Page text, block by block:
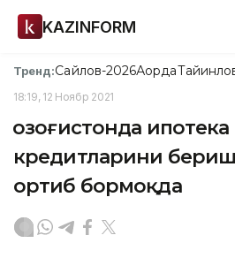
KAZINFORM
Тренд:Сайлов-2026Ақорда
18:19, 12 Ноябр 2021
Қозоғистонда ипотека
кредитларини
ортиб бормоқда